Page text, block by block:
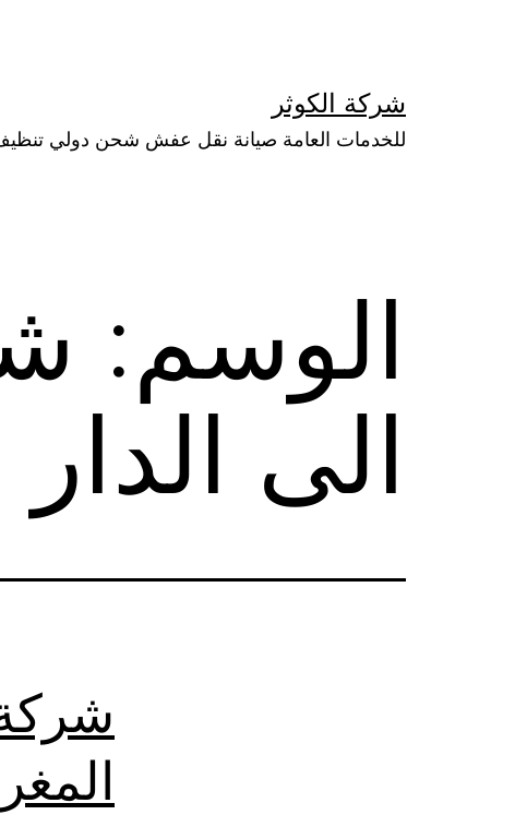
شركة الكوثر
للخدمات العامة صيانة نقل عفش شحن دولي
الوسم:
الى الدار